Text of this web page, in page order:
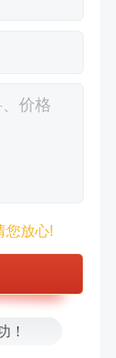
您放心!
！
！
！